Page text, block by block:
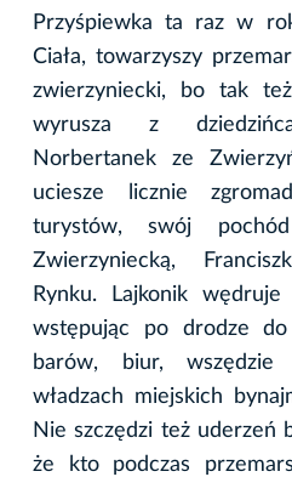
Przyśpiewka ta raz w
Ciała, towarzyszy
zwierzyniecki, bo tak
wyrusza z
Norbertanek ze
uciesze licznie
turystów, swój
Zwierzyniecką,
Rynku. Lajkonik
wstępując po drodze do
barów, biur,
władzach miejskich
Nie szczędzi też uderzeń
że kto podczas